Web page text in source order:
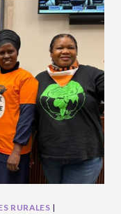
RURALES |